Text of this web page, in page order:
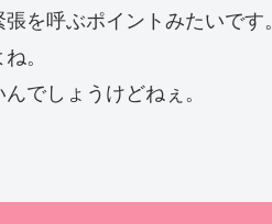
を呼ぶポイントみたいです。
。
でしょうけどねぇ。